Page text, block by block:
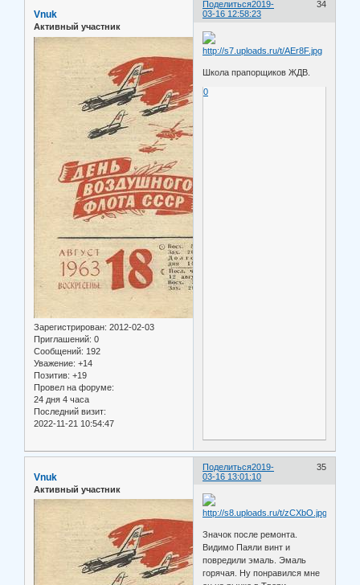
Поделиться 34
2019-
03-16 12:58:23
Vnuk
Активный участник
Зарегистрирован: 2012-02-03
Приглашений: 0
Сообщений: 192
Уважение: +14
Позитив: +19
Провел на форуме:
24 дня 4 часа
Последний визит:
2022-11-21 10:54:47
Школа прапорщиков ЖДВ.
0
Поделиться 35
2019-
03-16 13:01:10
Vnuk
Активный участник
Значок после ремонта.
Видимо Паяли винт и
повредили эмаль. Эмаль
горячая. Ну понравился мне